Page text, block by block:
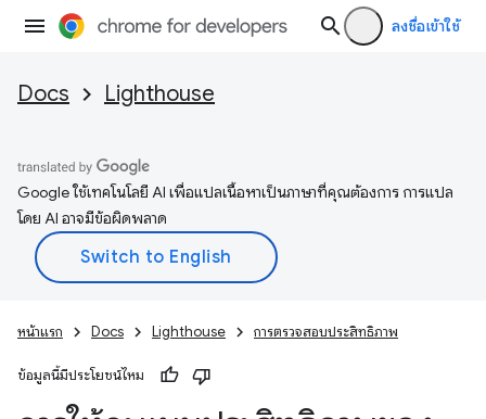
ลงชื่อเข้าใช้
Docs Lighthouse
Google ใช้เทคโนโลยี AI เพื่อแปลเนื้อหาเป็นภาษาที่คุณต้องการ การแปล
โดย AI อาจมีข้อผิดพลาด
หน้าแรก Docs Lighthouse การตรวจสอบประสิทธิภาพ
ข้อมูลนี้มีประโยชน์ไหม